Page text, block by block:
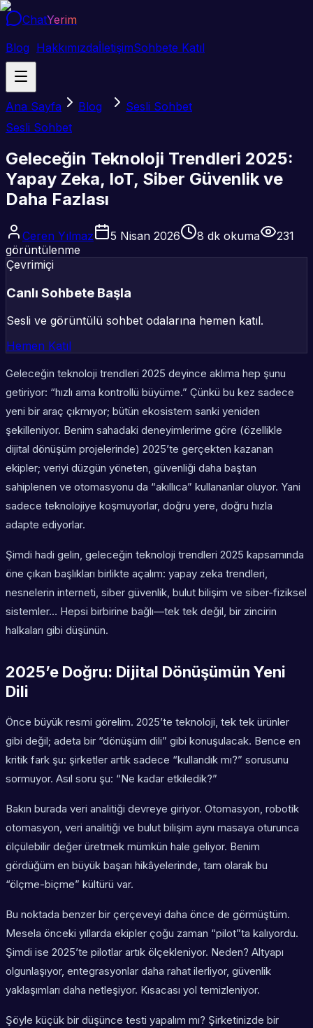
ChatYerim
Blog HakkımızdaİletişimSohbete Katıl
Ana Sayfa Blog
Sesli Sohbet
Sesli Sohbet
Geleceğin Teknoloji Trendleri 2025:
Yapay Zeka, IoT, Siber Güvenlik ve
Daha Fazlası
Ceren Yılmaz 5 Nisan 2026 8 dk okuma
231
görüntülenme
Çevrimiçi
Canlı Sohbete Başla
Sesli ve görüntülü sohbet odalarına hemen katıl.
Hemen Katıl
Geleceğin teknoloji trendleri 2025 deyince aklıma hep şunu
getiriyor: “hızlı ama kontrollü büyüme.” Çünkü bu kez sadece
yeni bir araç çıkmıyor; bütün ekosistem sanki yeniden
şekilleniyor. Benim sahadaki deneyimlerime göre (özellikle
dijital dönüşüm projelerinde) 2025’te gerçekten kazanan
ekipler; veriyi düzgün yöneten, güvenliği daha baştan
sahiplenen ve otomasyonu da “akıllıca” kullananlar oluyor. Yani
sadece teknolojiye koşmuyorlar, doğru yere, doğru hızla
adapte ediyorlar.
Şimdi hadi gelin, geleceğin teknoloji trendleri 2025 kapsamında
öne çıkan başlıkları birlikte açalım: yapay zeka trendleri,
nesnelerin interneti, siber güvenlik, bulut bilişim ve siber-fiziksel
sistemler… Hepsi birbirine bağlı—tek tek değil, bir zincirin
halkaları gibi düşünün.
2025’e Doğru: Dijital Dönüşümün Yeni
Dili
Önce büyük resmi görelim. 2025’te teknoloji, tek tek ürünler
gibi değil; adeta bir “dönüşüm dili” gibi konuşulacak. Bence en
kritik fark şu: şirketler artık sadece “kullandık mı?” sorusunu
sormuyor. Asıl soru şu: “Ne kadar etkiledik?”
Bakın burada veri analitiği devreye giriyor. Otomasyon, robotik
otomasyon, veri analitiği ve bulut bilişim aynı masaya oturunca
ölçülebilir değer üretmek mümkün hale geliyor. Benim
gördüğüm en büyük başarı hikâyelerinde, tam olarak bu
“ölçme-biçme” kültürü var.
Bu noktada benzer bir çerçeveyi daha önce de görmüştüm.
Mesela önceki yıllarda ekipler çoğu zaman “pilot”ta kalıyordu.
Şimdi ise 2025’te pilotlar artık ölçekleniyor. Neden? Altyapı
olgunlaşıyor, entegrasyonlar daha rahat ilerliyor, güvenlik
yaklaşımları daha netleşiyor. Kısacası yol temizleniyor.
Şöyle küçük bir düşünce testi yapalım mı? Şirketinizde bir